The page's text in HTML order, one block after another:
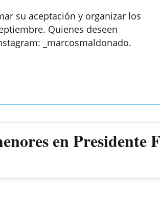
su aceptación y organizar los
Quienes deseen
_marcosmaldonado.
en Presidente